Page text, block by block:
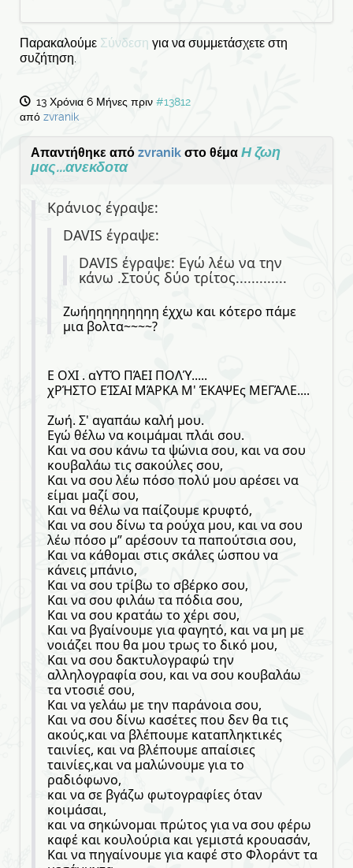
Παρακαλούμε Σύνδεση για να συμμετάσχετε στη
συζήτηση.
13 Χρόνια 6 Μήνες πριν #13812
από zvranik
Απαντήθηκε από zvranik στο θέμα Η ζωη
μας...ανεκδοτα
Κράνιος έγραψε:
DAVIS έγραψε:
DAVIS έγραψε: Εγώ λέω να την
κάνω .Στούς δύο τρίτος.............
Ζωήηηηηηηηηη έχχω και κότερο πάμε
μια βολτα~~~~?
Ε ΟΧΙ . αΥΤΌ ΠΆΕΙ ΠΟΛΎ.....
χΡΉΣΤΟ ΕΊΣΑΙ ΜΆΡΚΑ Μ' ΈΚΑΨΕς ΜΕΓΆΛΕ....
Ζωή. Σ' αγαπάω καλή μου.
Εγώ θέλω να κοιμάμαι πλάι σου.
Και να σου κάνω τα ψώνια σου, και να σου
κουβαλάω τις σακούλες σου,
Και να σου λέω πόσο πολύ μου αρέσει να
είμαι μαζί σου,
Και να θέλω να παίζουμε κρυφτό,
Και να σου δίνω τα ρούχα μου, και να σου
λέω πόσο μ” αρέσουν τα παπούτσια σου,
Και να κάθομαι στις σκάλες ώσπου να
κάνεις μπάνιο,
Και να σου τρίβω το σβέρκο σου,
Και να σου φιλάω τα πόδια σου,
Και να σου κρατάω το χέρι σου,
Και να βγαίνουμε για φαγητό, και να μη με
νοιάζει που θα μου τρως το δικό μου,
Και να σου δακτυλογραφώ την
αλληλογραφία σου, και να σου κουβαλάω
τα ντοσιέ σου,
Και να γελάω με την παράνοια σου,
Και να σου δίνω κασέτες που δεν θα τις
ακούς,και να βλέπουμε καταπληκτικές
ταινίες, και να βλέπουμε απαίσιες
ταινίες,και να μαλώνουμε για το
ραδιόφωνο,
και να σε βγάζω φωτογραφίες όταν
κοιμάσαι,
και να σηκώνομαι πρώτος για να σου φέρω
καφέ και κουλούρια και γεμιστά κρουασάν,
Και να πηγαίνουμε για καφέ στο Φλοράντ τα